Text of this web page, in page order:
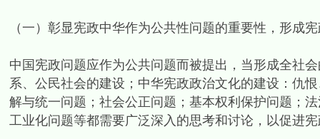
（一）彰显宪政中华作为公共性问题的重要性，形成
中国宪政问题应作为公共问题而被提出，当形成全社
系、公民社会的建设；中华宪政政治文化的建设：仇
解与统一问题；社会公正问题；基本权利保护问题；
工业化问题等都需要广泛深入的思考和讨论，以促进